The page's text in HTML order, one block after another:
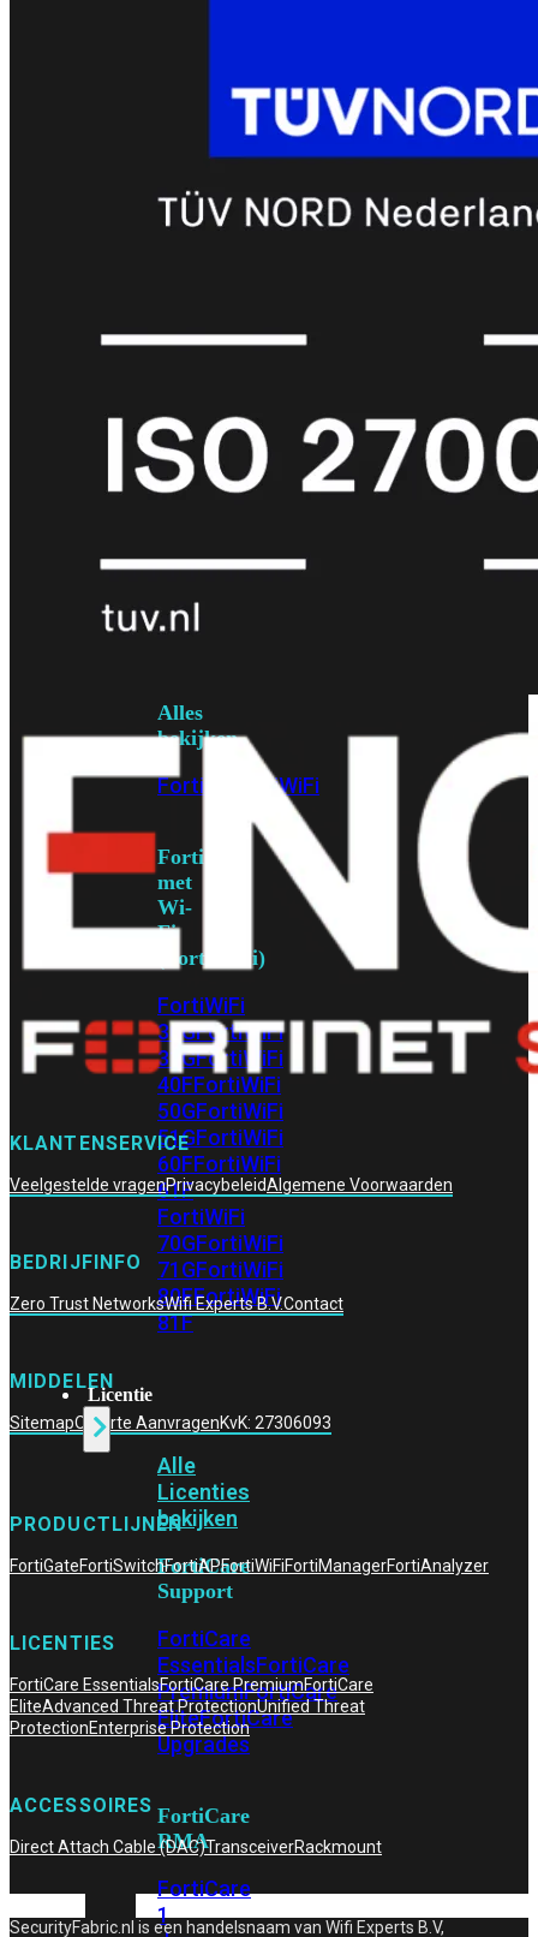
Generatie
Wi-
6EWi-
Wi-
Fi
Omgeving
MIMO
Alles
bekijken
FortiAP FortiWiFi
FortiGate
met
Wi-
Fi
(FortiWiFi)
FortiWiFi
30GFortiWiFi
31GFortiWiFi
40FFortiWiFi
50GFortiWiFi
51GFortiWiFi
60FFortiWiFi
61F
FortiWiFi
70GFortiWiFi
71GFortiWiFi
80FFortiWiFi
81F
Licentie
Alle
Licenties
bekijken
FortiCare
Support
FortiCare
EssentialsFortiCare
PremiumFortiCare
EliteFortiCare
Upgrades
FortiCare
RMA
FortiCare
1
KLANTENSERVICE
Veelgestelde vragenPrivacybeleidAlgemene Voorwaarden
BEDRIJFINFO
Zero Trust NetworksWifi Experts B.V.Contact
MIDDELEN
SitemapOfferte AanvragenKvK: 27306093
PRODUCTLIJNEN
FortiGateFortiSwitchFortiAPFortiWiFiFortiManagerFortiAnalyzer
LICENTIES
FortiCare EssentialsFortiCare PremiumFortiCare
EliteAdvanced Threat ProtectionUnified Threat
ProtectionEnterprise Protection
ACCESSOIRES
Direct Attach Cable (DAC)TransceiverRackmount
SecurityFabric.nl is een handelsnaam van Wifi Experts B.V,